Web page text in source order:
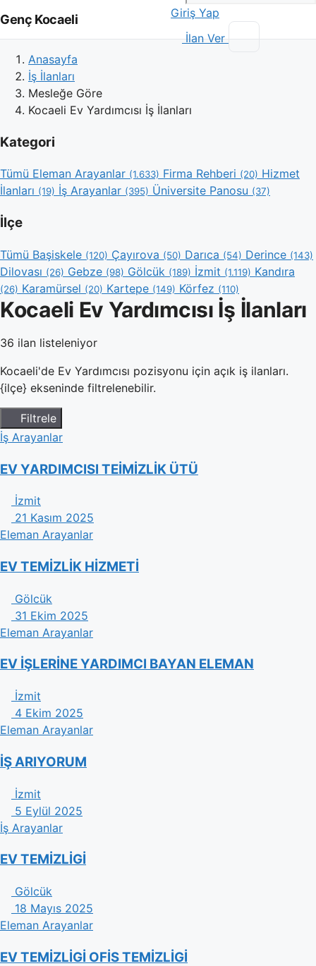
Genç Kocaeli
Giriş Yap
İlan Ver
Anasayfa
İş İlanları
Mesleğe Göre
Kocaeli Ev Yardımcısı İş İlanları
Kategori
Tümü Eleman Arayanlar (1.633) Firma Rehberi (20) Hizmet
İlanları (19) İş Arayanlar (395) Üniversite Panosu (37)
İlçe
Tümü Başiskele (120) Çayırova (50) Darıca (54) Derince (143)
Dilovası (26) Gebze (98) Gölcük (189) İzmit (1.119) Kandıra
(26) Karamürsel (20) Kartepe (149) Körfez (110)
Kocaeli Ev Yardımcısı İş İlanları
36 ilan listeleniyor
Kocaeli'de Ev Yardımcısı pozisyonu için açık iş ilanları.
{ilçe} ekseninde filtrelenebilir.
Filtrele
İş Arayanlar
EV YARDIMCISI TEİMİZLİK ÜTÜ
İzmit
21 Kasım 2025
Eleman Arayanlar
EV TEMİZLİK HİZMETİ
Gölcük
31 Ekim 2025
Eleman Arayanlar
EV İŞLERİNE YARDIMCI BAYAN ELEMAN
İzmit
4 Ekim 2025
Eleman Arayanlar
İŞ ARIYORUM
İzmit
5 Eylül 2025
İş Arayanlar
EV TEMİZLİGİ
Gölcük
18 Mayıs 2025
Eleman Arayanlar
EV TEMİZLİGİ OFİS TEMİZLİGİ